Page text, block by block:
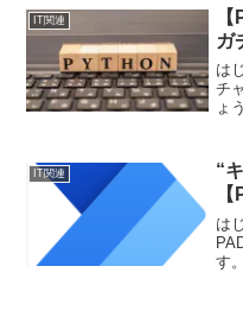
が
IT関連
ガ
は
チ
ょ
こ
て
IT関連
“
は
す